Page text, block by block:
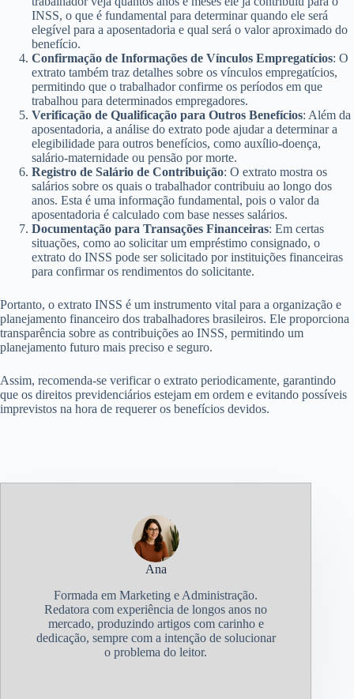
INSS, o que é fundamental para determinar quando ele será
elegível para a aposentadoria e qual será o valor aproximado do
benefício.
Confirmação de Informações de Vínculos Empregatícios: O
extrato também traz detalhes sobre os vínculos empregatícios,
permitindo que o trabalhador confirme os períodos em que
trabalhou para determinados empregadores.
Verificação de Qualificação para Outros Benefícios: Além da
aposentadoria, a análise do extrato pode ajudar a determinar a
elegibilidade para outros benefícios, como auxílio-doença,
salário-maternidade ou pensão por morte.
Registro de Salário de Contribuição: O extrato mostra os
salários sobre os quais o trabalhador contribuiu ao longo dos
anos. Esta é uma informação fundamental, pois o valor da
aposentadoria é calculado com base nesses salários.
Documentação para Transações Financeiras: Em certas
situações, como ao solicitar um empréstimo consignado, o
extrato do INSS pode ser solicitado por instituições financeiras
para confirmar os rendimentos do solicitante.
Portanto, o extrato INSS é um instrumento vital para a organização e
planejamento financeiro dos trabalhadores brasileiros. Ele proporciona
transparência sobre as contribuições ao INSS, permitindo um
planejamento futuro mais preciso e seguro.
Assim, recomenda-se verificar o extrato periodicamente, garantindo
que os direitos previdenciários estejam em ordem e evitando possíveis
imprevistos na hora de requerer os benefícios devidos.
Ana
Formada em Marketing e Administração.
Redatora com experiência de longos anos no
mercado, produzindo artigos com carinho e
dedicação, sempre com a intenção de solucionar
o problema do leitor.